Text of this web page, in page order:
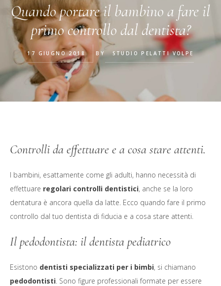
Quando portare il bambino a fare il
primo controllo dal dentista?
17 GIUGNO 2018 BY STUDIO PELATTI VOLPE
Controlli da effettuare e a cosa stare attenti.
I bambini, esattamente come gli adulti, hanno necessità di
effettuare regolari controlli dentistici, anche se la loro
dentatura è ancora quella da latte. Ecco quando fare il primo
controllo dal tuo dentista di fiducia e a cosa stare attenti.
Il pedodontista: il dentista pediatrico
Esistono dentisti specializzati per i bimbi, si chiamano
pedodontisti. Sono figure professionali formate per essere